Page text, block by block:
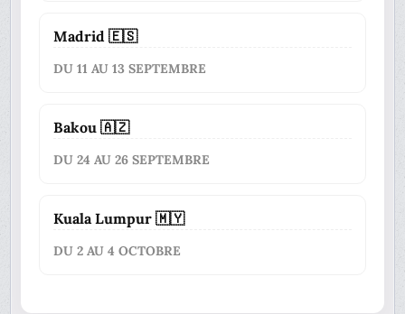
Madrid 🇪🇸
DU 11 AU 13 SEPTEMBRE
Bakou 🇦🇿
DU 24 AU 26 SEPTEMBRE
Kuala Lumpur 🇲🇾
DU 2 AU 4 OCTOBRE